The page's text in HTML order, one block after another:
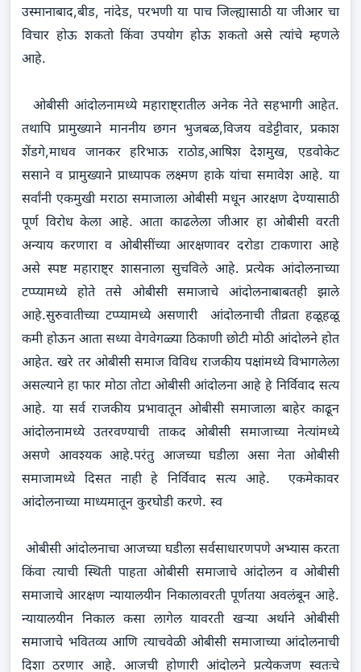
उस्मानाबाद,बीड, नांदेड, परभणी या पाच जिल्ह्यासाठी या जीआर चा
विचार होऊ शकतो किंवा उपयोग होऊ शकतो असे त्यांचे म्हणले
आहे.
ओबीसी आंदोलनामध्ये महाराष्ट्रातील अनेक नेते सहभागी आहेत.
तथापि प्रामुख्याने माननीय छगन भुजबळ,विजय वडेट्टीवार, प्रकाश
शेंडगे,माधव जानकर हरिभाऊ राठोड,आषिश देशमुख, एडवोकेट
ससाने व प्रामुख्याने प्राध्यापक लक्ष्मण हाके यांचा समावेश आहे. या
सर्वांनी एकमुखी मराठा समाजाला ओबीसी मधून आरक्षण देण्यासाठी
पूर्ण विरोध केला आहे. आता काढलेला जीआर हा ओबीसी वरती
अन्याय करणारा व ओबीसींच्या आरक्षणावर दरोडा टाकणारा आहे
असे स्पष्ट महाराष्ट्र शासनाला सुचविले आहे. प्रत्येक आंदोलनाच्या
टप्प्यामध्ये होते तसे ओबीसी समाजाचे आंदोलनाबाबतही झाले
आहे.सुरुवातीच्या टप्प्यामध्ये असणारी आंदोलनाची तीव्रता हळूहळू
कमी होऊन आता सध्या वेगवेगळ्या ठिकाणी छोटी मोठी आंदोलने होत
आहेत. खरे तर ओबीसी समाज विविध राजकीय पक्षांमध्ये विभागलेला
असल्याने हा फार मोठा तोटा ओबीसी आंदोलना आहे हे निर्विवाद सत्य
आहे. या सर्व राजकीय प्रभावातून ओबीसी समाजाला बाहेर काढून
आंदोलनामध्ये उतरवण्याची ताकद ओबीसी समाजाच्या नेत्यांमध्ये
असणे आवश्यक आहे.परंतु आजच्या घडीला असा नेता ओबीसी
समाजामध्ये दिसत नाही हे निर्विवाद सत्य आहे. एकमेकावर
आंदोलनाच्या माध्यमातून कुरघोडी करणे. स्व
ओबीसी आंदोलनाचा आजच्या घडीला सर्वसाधारणपणे अभ्यास करता
किंवा त्याची स्थिती पाहता ओबीसी समाजाचे आंदोलन व ओबीसी
समाजाचे आरक्षण न्यायालयीन निकालावरती पूर्णतया अवलंबून आहे.
न्यायालयीन निकाल कसा लागेल यावरती खऱ्या अर्थाने ओबीसी
समाजाचे भवितव्य आणि त्याचवेळी ओबीसी समाजाच्या आंदोलनाची
दिशा ठरणार आहे. आजची होणारी आंदोलने प्रत्येकजण स्वतःचे